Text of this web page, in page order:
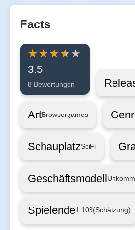
Facts
3.5
8 Bewertungen
ArtBrowsergames
SchauplatzSciFi
Geschäftsmodell
Spielende1.103(Schätzung)